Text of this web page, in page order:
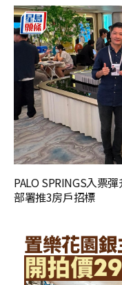
PALO SPRINGS入票
部署推3房戶招標